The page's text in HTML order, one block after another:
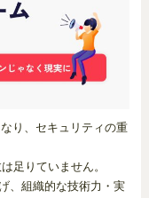
り、セキュリティの重
足りていません。
、組織的な技術力・実